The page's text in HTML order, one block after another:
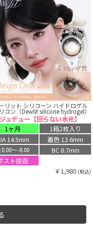
リット シリコーン ハイドロゲル
コン（Dewlit silicone hydrogel）
ュデュー【回らない水光】
1ヶ月
1箱2枚入り
14.5mm
着色 13.6mm
〜-8.00
BC 8.7mm
スト投函
￥1,980 (税込)